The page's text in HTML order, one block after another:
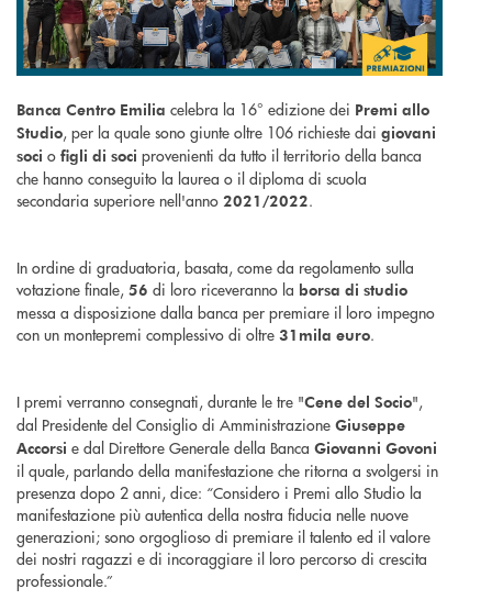
Banca Centro Emilia celebra la 16° edizione dei Premi allo
Studio, per la quale sono giunte oltre 106 richieste dai giovani
soci o figli di soci provenienti da tutto il territorio della banca
che hanno conseguito la laurea o il diploma di scuola
secondaria superiore nell'anno 2021/2022.
In ordine di graduatoria, basata, come da regolamento sulla
votazione finale, 56 di loro riceveranno la borsa di studio
messa a disposizione dalla banca per premiare il loro impegno
con un montepremi complessivo di oltre 31mila euro.
I premi verranno consegnati, durante le tre "Cene del Socio",
dal Presidente del Consiglio di Amministrazione Giuseppe
Accorsi e dal Direttore Generale della Banca Giovanni Govoni
il quale, parlando della manifestazione che ritorna a svolgersi in
presenza dopo 2 anni, dice: “Considero i Premi allo Studio la
manifestazione più autentica della nostra fiducia nelle nuove
generazioni; sono orgoglioso di premiare il talento ed il valore
dei nostri ragazzi e di incoraggiare il loro percorso di crescita
professionale.”